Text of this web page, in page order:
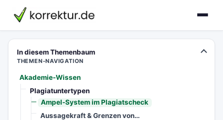
korrektur.de
In diesem Themenbaum
THEMEN-NAVIGATION
Akademie-Wissen
Plagiatuntertypen
Ampel-System im Plagiatscheck
Aussagekraft & Grenzen von…